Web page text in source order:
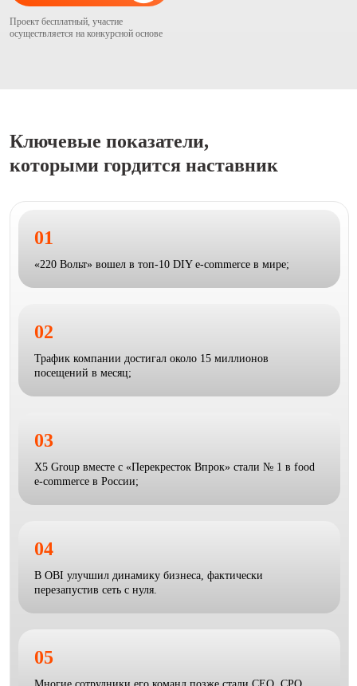
Проект бесплатный, участие
осуществляется на конкурсной основе
Ключевые показатели,
которыми гордится наставник
01
«220 Вольт» вошел в топ-10 DIY e-commerce в мире;
02
Трафик компании достигал около 15 миллионов
посещений в месяц;
03
X5 Group вместе с «Перекресток Впрок» стали № 1 в food
e-commerce в России;
04
В OBI улучшил динамику бизнеса, фактически
перезапустив сеть с нуля.
05